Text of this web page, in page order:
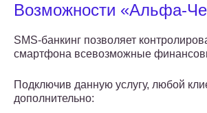
Возможности «Альфа-
SMS-банкинг позволяет
смартфона всевозможные
Подключив данную услугу, любой
дополнительно: